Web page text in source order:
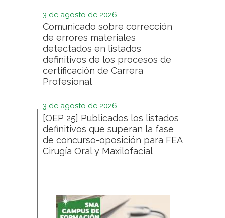
3 de agosto de 2026
Comunicado sobre corrección
de errores materiales
detectados en listados
definitivos de los procesos de
certificación de Carrera
Profesional
3 de agosto de 2026
[OEP 25] Publicados los listados
definitivos que superan la fase
de concurso-oposición para FEA
Cirugía Oral y Maxilofacial